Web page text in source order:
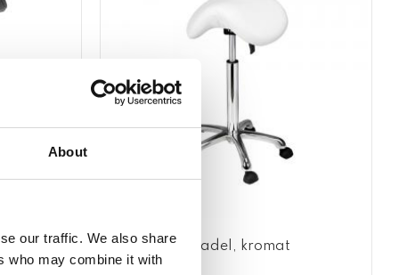
About
our traffic. We also share
who may combine it with
Arbetsstol, sadel, kromat
underrede,